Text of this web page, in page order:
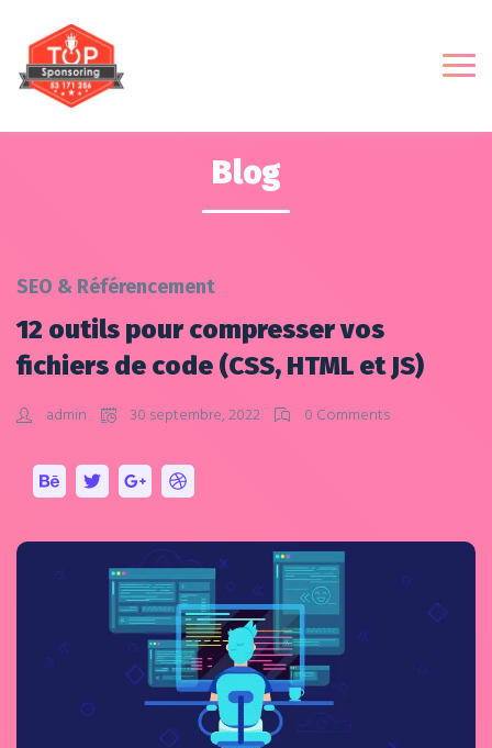
Blog
SEO & Référencement
12 outils pour compresser vos
fichiers de code (CSS, HTML et JS)
admin 30 septembre, 2022 0 Comments